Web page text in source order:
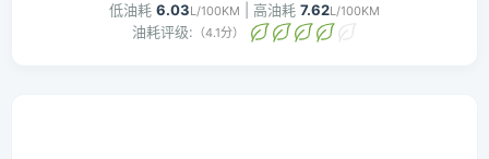
低油耗 6.03L/100KM | 高油耗 7.62L/100KM
油耗评级: （4.1分）